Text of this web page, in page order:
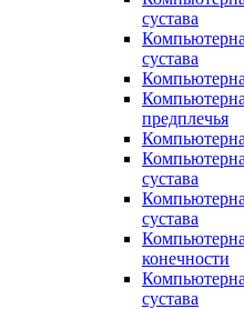
сустава
сустава
предплечья
сустава
сустава
конечности
сустава